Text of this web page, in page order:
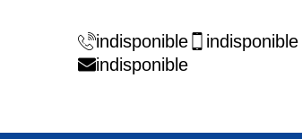
indisponible
indisponible
indisponible